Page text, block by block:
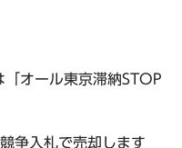
オール東京滞納STOP
争入札で売却します